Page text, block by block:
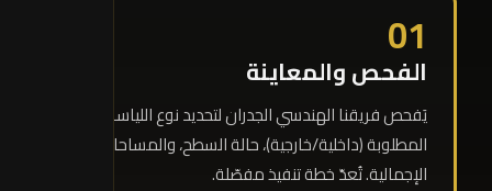
01
الفحص والمعاينة
يَفحص فريقنا الهندسي الجدران لتحديد نوع اللياسة
المطلوبة (داخلية/خارجية)، حالة السطح، والمساحات
الإجمالية. تُعدّ خطة تنفيذ مفصّلة.